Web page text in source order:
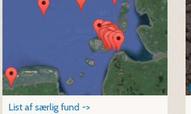
List af særlig fund ->